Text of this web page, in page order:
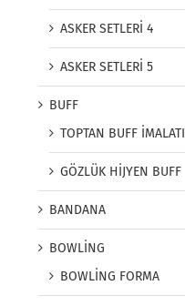
ASKER SETLERİ 4
ASKER SETLERİ 5
BUFF
TOPTAN BUFF İMALATI
GÖZLÜK HİJYEN BUFF
BANDANA
BOWLİNG
BOWLİNG FORMA